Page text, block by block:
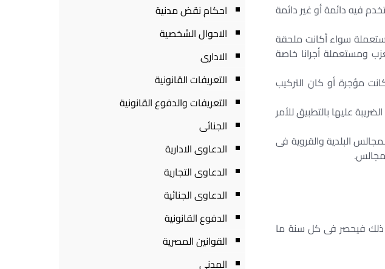
فيه دائمة أو غير دائمة
سواء أكانت ملحقة
ومستعملة أجرانا خاصة
مؤجرة أو كان التركيب
عليها بالتطبيق للأمر
البلدية والقروية فى
مجالس.
ذلك فيحصر فى كل سنة ما
احكام نقض مدنية
الاحوال الشخصية
الادارى
التعريفات القانونية
التعريفات والدفوع القانونية
الجنائى
الدعاوى الادارية
الدعاوى التجارية
الدعاوى الجنائية
الدفوع القانونية
القوانين المصرية
المدنى